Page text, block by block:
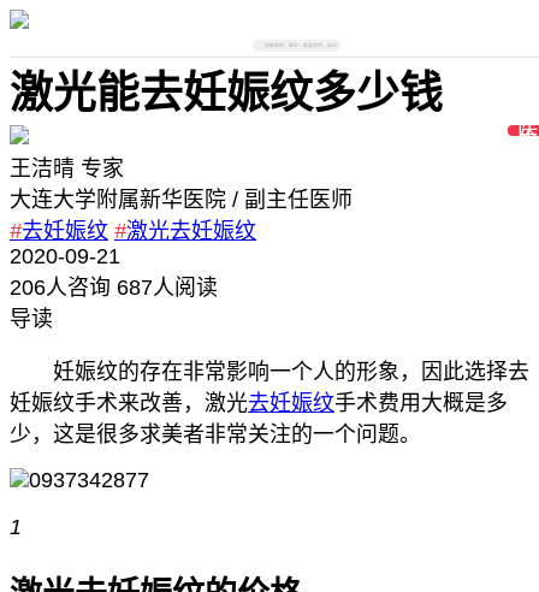
搜索医院、医生、美容项目、部位
激光能去妊娠纹多少钱
王洁晴 专家
大连大学附属新华医院 / 副主任医师
医
生
#去妊娠纹 #激光去妊娠纹
2020-09-21
206人咨询 687人阅读
导读
妊娠纹的存在非常影响一个人的形象，因此选择去
妊娠纹手术来改善，激光去妊娠纹手术费用大概是多
少，这是很多求美者非常关注的一个问题。
1